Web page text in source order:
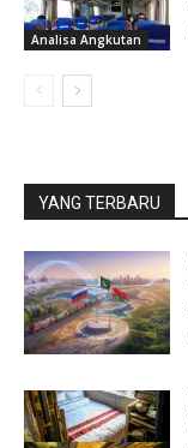
Analisa Angkutan
YANG TERBARU